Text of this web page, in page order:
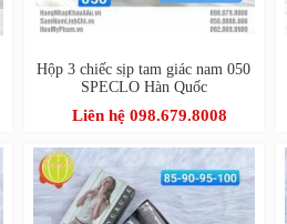
Hộp 3 chiếc sịp tam giác nam 050
SPECLO Hàn Quốc
Liên hệ 098.679.8008